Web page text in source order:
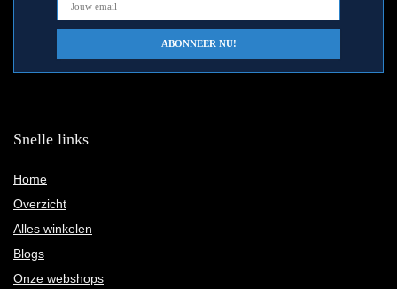
Snelle links
Home
Overzicht
Alles winkelen
Blogs
Onze webshops